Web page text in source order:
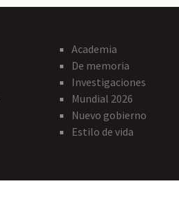
Academia
De memoria
Investigaciones
Mundial 2026
Nuevo gobierno
Estilo de vida